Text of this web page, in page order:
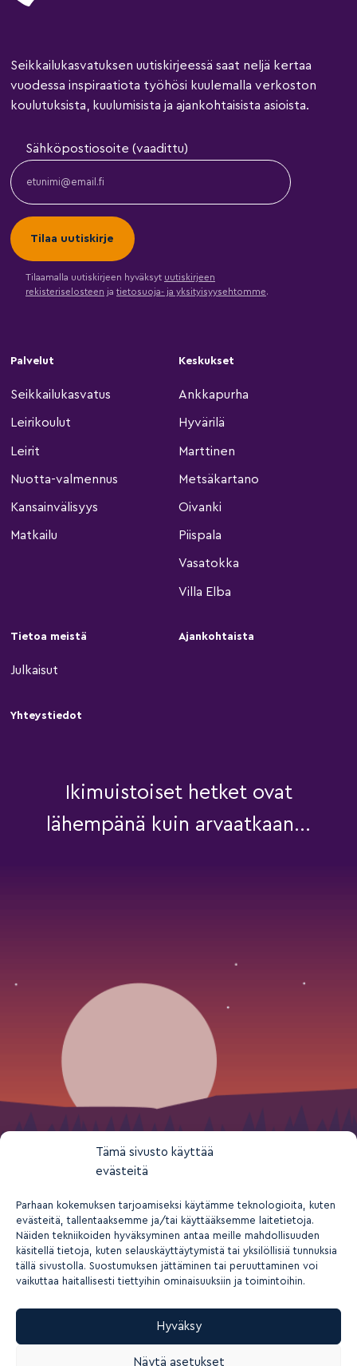
Tämä sivusto käyttää
evästeitä
Parhaan kokemuksen tarjoamiseksi käytämme teknologioita, kuten
evästeitä, tallentaaksemme ja/tai käyttääksemme laitetietoja.
Näiden tekniikoiden hyväksyminen antaa meille mahdollisuuden
käsitellä tietoja, kuten selauskäyttäytymistä tai yksilöllisiä tunnuksia
tällä sivustolla. Suostumuksen jättäminen tai peruuttaminen voi
vaikuttaa haitallisesti tiettyihin ominaisuuksiin ja toimintoihin.
Hyväksy
Näytä asetukset
Seikkailukasvatuksen uutiskirjeessä saat neljä kertaa
vuodessa inspiraatiota työhösi kuulemalla verkoston
koulutuksista, kuulumisista ja ajankohtaisista asioista.
Sähköpostiosoite (vaadittu)
Tilaamalla uutiskirjeen hyväksyt uutiskirjeen
rekisteriselosteen ja tietosuoja- ja yksityisyysehtomme.
Palvelut
Seikkailukasvatus
Leirikoulut
Leirit
Nuotta-valmennus
Kansainvälisyys
Matkailu
Keskukset
Ankkapurha
Hyvärilä
Marttinen
Metsäkartano
Oivanki
Piispala
Vasatokka
Villa Elba
Tietoa meistä
Julkaisut
Ajankohtaista
Yhteystiedot
Ikimuistoiset hetket ovat
lähempänä kuin arvaatkaan...
2026 © Suomen nuorisokeskusyhdistys ry